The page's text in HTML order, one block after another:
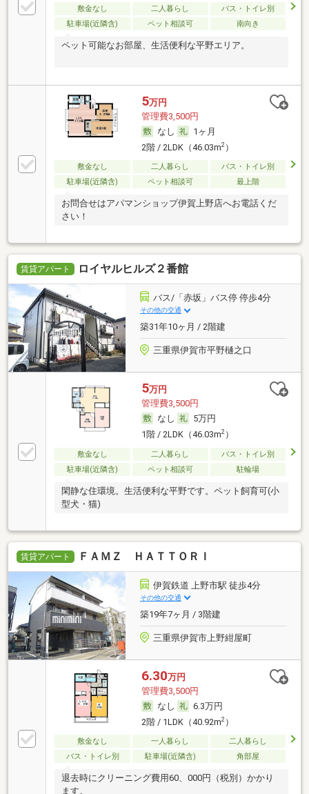
敷金なし 二人暮らし
バス・トイレ別
駐車場(近隣含)
ペット相談可 南向き
ペット可能なお部屋、生活便利な平野エリア。
5万円
管理費3,500円
なし
1ヶ月
2階 / 2LDK（46.03m2）
敷金なし 二人暮らし
バス・トイレ別
駐車場(近隣含)
ペット相談可 最上階
お問合せはアパマンショップ伊賀上野店へお電話くだ
さい！
賃貸アパート ロイヤルヒルズ２番館
バス/「赤坂」バス停 停歩4分
その他の交通
築31年10ヶ月 / 2階建
三重県伊賀市平野樋之口
5万円
管理費3,500円
なし
5万円
1階 / 2LDK（46.03m2）
敷金なし 二人暮らし
バス・トイレ別
駐車場(近隣含)
ペット相談可 駐輪場
閑静な住環境。生活便利な平野です。ペット飼育可(小
型犬・猫)
賃貸アパート ＦＡＭＺ ＨＡＴＴＯＲＩ
伊賀鉄道 上野市駅 徒歩4分
その他の交通
築19年7ヶ月 / 3階建
三重県伊賀市上野紺屋町
6.30万円
管理費3,500円
なし
6.3万円
2階 / 1LDK（40.92m2）
敷金なし 一人暮らし
二人暮らし
バス・トイレ別
駐車場(近隣含) 角部屋
退去時にクリーニング費用60、000円（税別）かかり
ます。